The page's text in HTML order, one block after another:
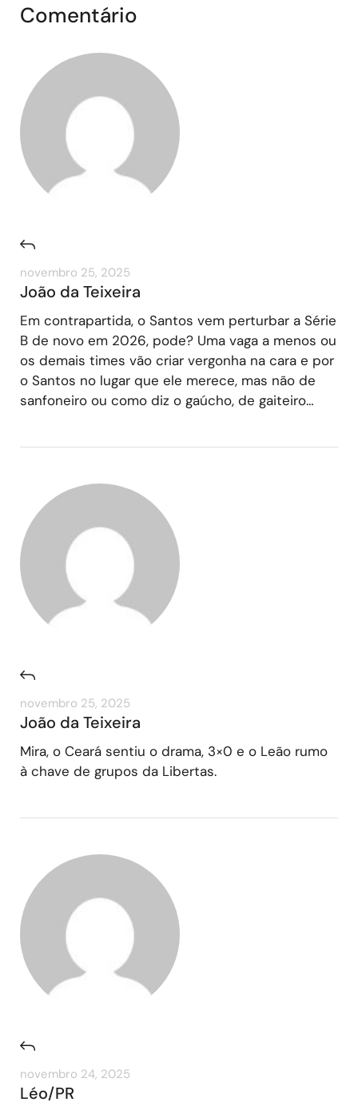
Comentário
novembro 25, 2025
João da Teixeira
Em contrapartida, o Santos vem perturbar a Série
B de novo em 2026, pode? Uma vaga a menos ou
os demais times vão criar vergonha na cara e por
o Santos no lugar que ele merece, mas não de
sanfoneiro ou como diz o gaúcho, de gaiteiro…
novembro 25, 2025
João da Teixeira
Mira, o Ceará sentiu o drama, 3×0 e o Leão rumo
à chave de grupos da Libertas.
novembro 24, 2025
Léo/PR